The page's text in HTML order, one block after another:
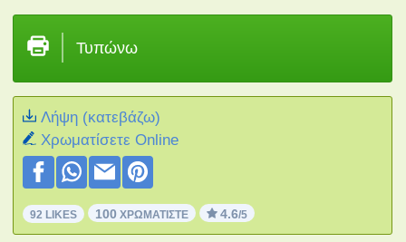
Τυπώνω
Λήψη (κατεβάζω)
Xρωματίσετε Online
92 LIKES 100 ΧΡΩΜΑΤΊΣΤΕ 4.6/5